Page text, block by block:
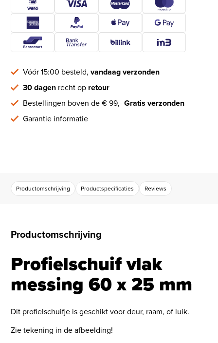
Vóór 15:00 besteld,vandaag verzonden
30 dagen recht op retour
Bestellingen boven de € 99,-Gratis verzonden
Garantie informatie
Productomschrijving Productspecificaties Reviews
Productomschrijving
Profielschuif vlak
messing 60 x 25 mm
Dit profielschuifje is geschikt voor deur, raam, of luik.
Zie tekening in de afbeelding!